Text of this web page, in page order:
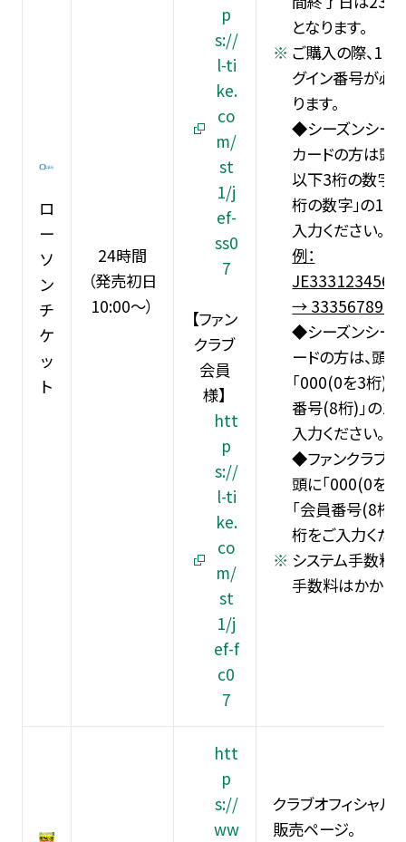
ロ
ー
ソ
ン
チ
ケ
ッ
ト
24時間
（発売初日
10:00～）
p
s://
l-ti
ke.
co
m/
st
1/j
ef-
ss0
7
【ファン
クラブ
会員
様】
htt
p
s://
l-ti
ke.
co
m/
st
1/j
ef-f
c0
7
となります。
ご購入の際、11
グイン番号が必
ります。
◆シーズンシー
カードの方は頭
以下3桁の数字」
桁の数字」の11
入力ください。
例：
→
◆シーズンシー
ードの方は、頭に
｢000(0を3桁)｣
番号(8桁)｣の11
入力ください。
◆ファンクラブの
頭に｢000(0を3
｢会員番号(8桁)
桁をご入力くださ
システム手数料
手数料はかかり
htt
p
s://
ww
クラブオフィシャル
販売ページ。